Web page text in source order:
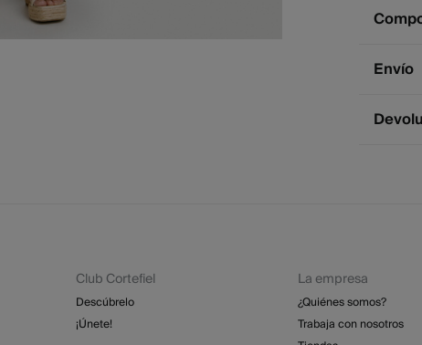
Envío
4 -
Club Cortefiel
Descúbrelo
¡Únete!
La empresa
¿Quiénes somos?
Trabaja con nosotros